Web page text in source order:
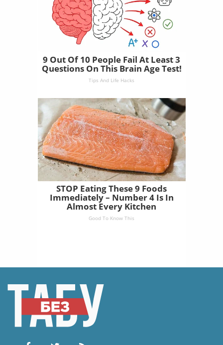
9 Out Of 10 People Fail At Least 3
Questions On This Brain Age Test!
Tips And Life Hacks
STOP Eating These 9 Foods
Immediately – Number 4 Is In
Almost Every Kitchen
Good To Know This